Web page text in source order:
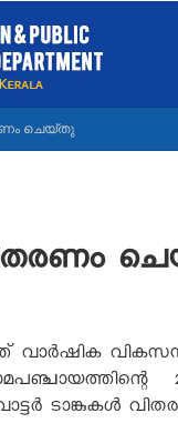
ചെയ്തു
വാര്‍ഷിക വികസന
ടാങ്കുകള്‍